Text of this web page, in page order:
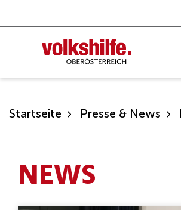
Inhalt
Startseite Presse & News
NEWS